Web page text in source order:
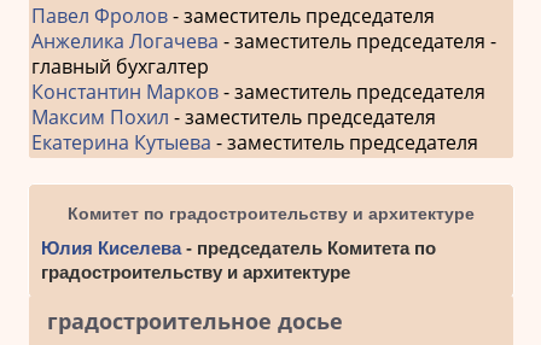
Павел Фролов- заместитель председателя
Анжелика Логачева - заместитель председателя -
главный бухгалтер
Константин Марков- заместитель председателя
Максим Похил - заместитель председателя
Екатерина Кутыева - заместитель председателя
Комитет по градостроительству и архитектуре
Юлия Киселева- председатель Комитета по
градостроительству и архитектуре
градостроительное досье